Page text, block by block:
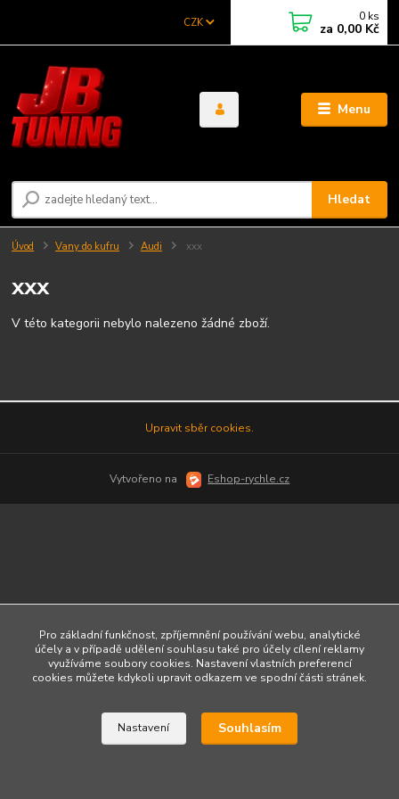
Menu
CZK
Hledat
0 ks
za 0,00 Kč
Úvod Vany do kufru Audi xxx
xxx
V této kategorii nebylo nalezeno žádné zboží.
Upravit sběr cookies.
Vytvořeno na Eshop-rychle.cz
Pro základní funkčnost, zpříjemnění používání webu, analytické
účely a v případě udělení souhlasu také pro účely cílení reklamy
využíváme soubory cookies. Nastavení vlastních preferencí
cookies můžete kdykoli upravit odkazem ve spodní části stránek.
Nastavení Souhlasím